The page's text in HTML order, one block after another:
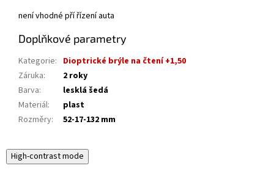
není vhodné pří řízení auta
Doplňkové parametry
Kategorie: Dioptrické brýle na čtení +1,50
Záruka:
2 roky
Barva:
lesklá šedá
Materiál:
plast
Rozměry: 52-17-132 mm
High-contrast mode